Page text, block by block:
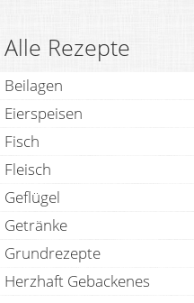
Alle Rezepte
Beilagen
Eierspeisen
Fisch
Fleisch
Geflügel
Getränke
Grundrezepte
Herzhaft Gebackenes